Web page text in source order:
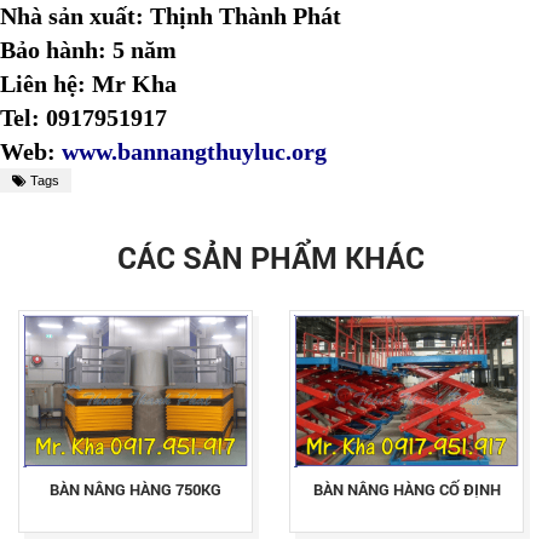
Nhà sản xuất: Thịnh Thành Phát
Bảo hành: 5 năm
Liên hệ: Mr Kha
Tel: 0917951917
Web: www.bannangthuyluc.org
Tags
CÁC SẢN PHẨM KHÁC
BÀN NÂNG HÀNG 750KG BÀN NÂNG HÀNG CỐ ĐỊNH